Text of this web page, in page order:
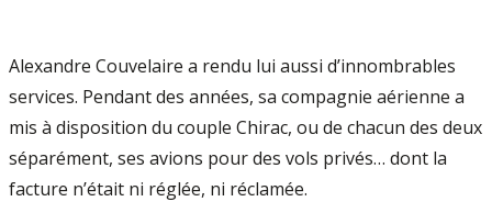
Alexandre Couvelaire a rendu lui aussi d’innombrables
services. Pendant des années, sa compagnie aérienne a
mis à disposition du couple Chirac, ou de chacun des deux
séparément, ses avions pour des vols privés… dont la
facture n’était ni réglée, ni réclamée.